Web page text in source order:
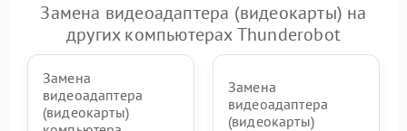
Замена видеоадаптера (видеокарты) на
других компьютерах Thunderobot
Замена
видеоадаптера
(видеокарты)
Замена
видеоадаптера
(видеокарты)